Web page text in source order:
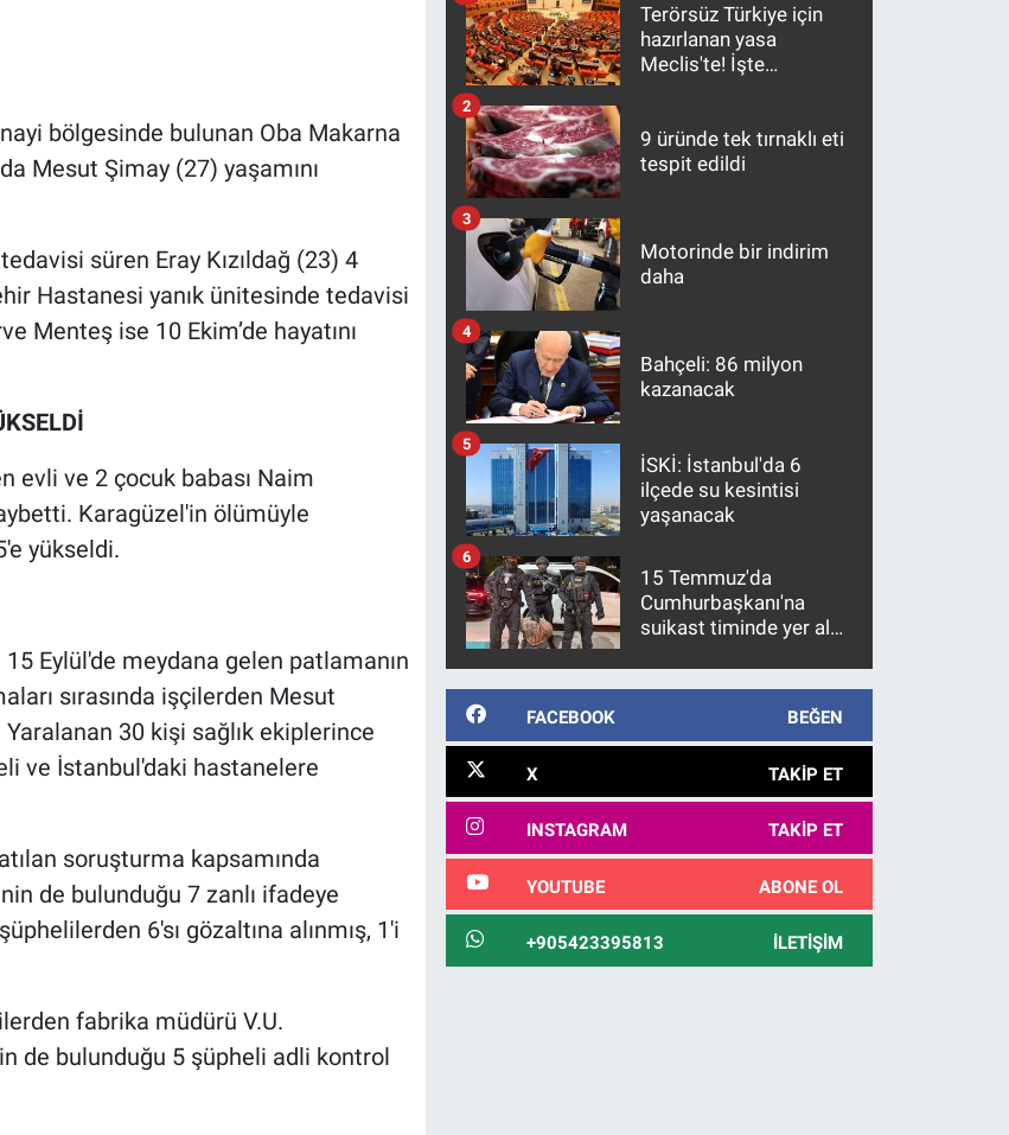
bölgesinde bulunan Oba Makarna
Mesut Şimay (27) yaşamını
süren Eray Kızıldağ (23) 4
Hastanesi yanık ünitesinde tedavisi
Menteş ise 10 Ekim’de hayatını
evli ve 2 çocuk babası Naim
Karagüzel'in ölümüyle
yükseldi.
Eylül'de meydana gelen patlamanın
sırasında işçilerden Mesut
Yaralanan 30 kişi sağlık ekiplerince
ve İstanbul'daki hastanelere
soruşturma kapsamında
de bulunduğu 7 zanlı ifadeye
6'sı gözaltına alınmış, 1'i
fabrika müdürü V.U.
de bulunduğu 5 şüpheli adli kontrol
Terörsüz Türkiye için
hazırlanan yasa
Meclis'te! İşte
9 üründe tek tırnaklı eti
tespit edildi
2
Motorinde bir indirim
daha
3
Bahçeli: 86 milyon
kazanacak
4
İSKİ: İstanbul'da 6
ilçede su kesintisi
yaşanacak
5
15 Temmuz'da
Cumhurbaşkanı'na
suikast timinde yer alan
10 yıl sonra yakalandı
6
FACEBOOK BEĞEN
X TAKIP ET
INSTAGRAM TAKIP ET
YOUTUBE ABONE OL
+905423395813 İLETIŞIM